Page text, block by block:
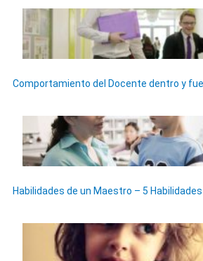
Comportamiento del Docente dentro y
Habilidades de un Maestro – 5